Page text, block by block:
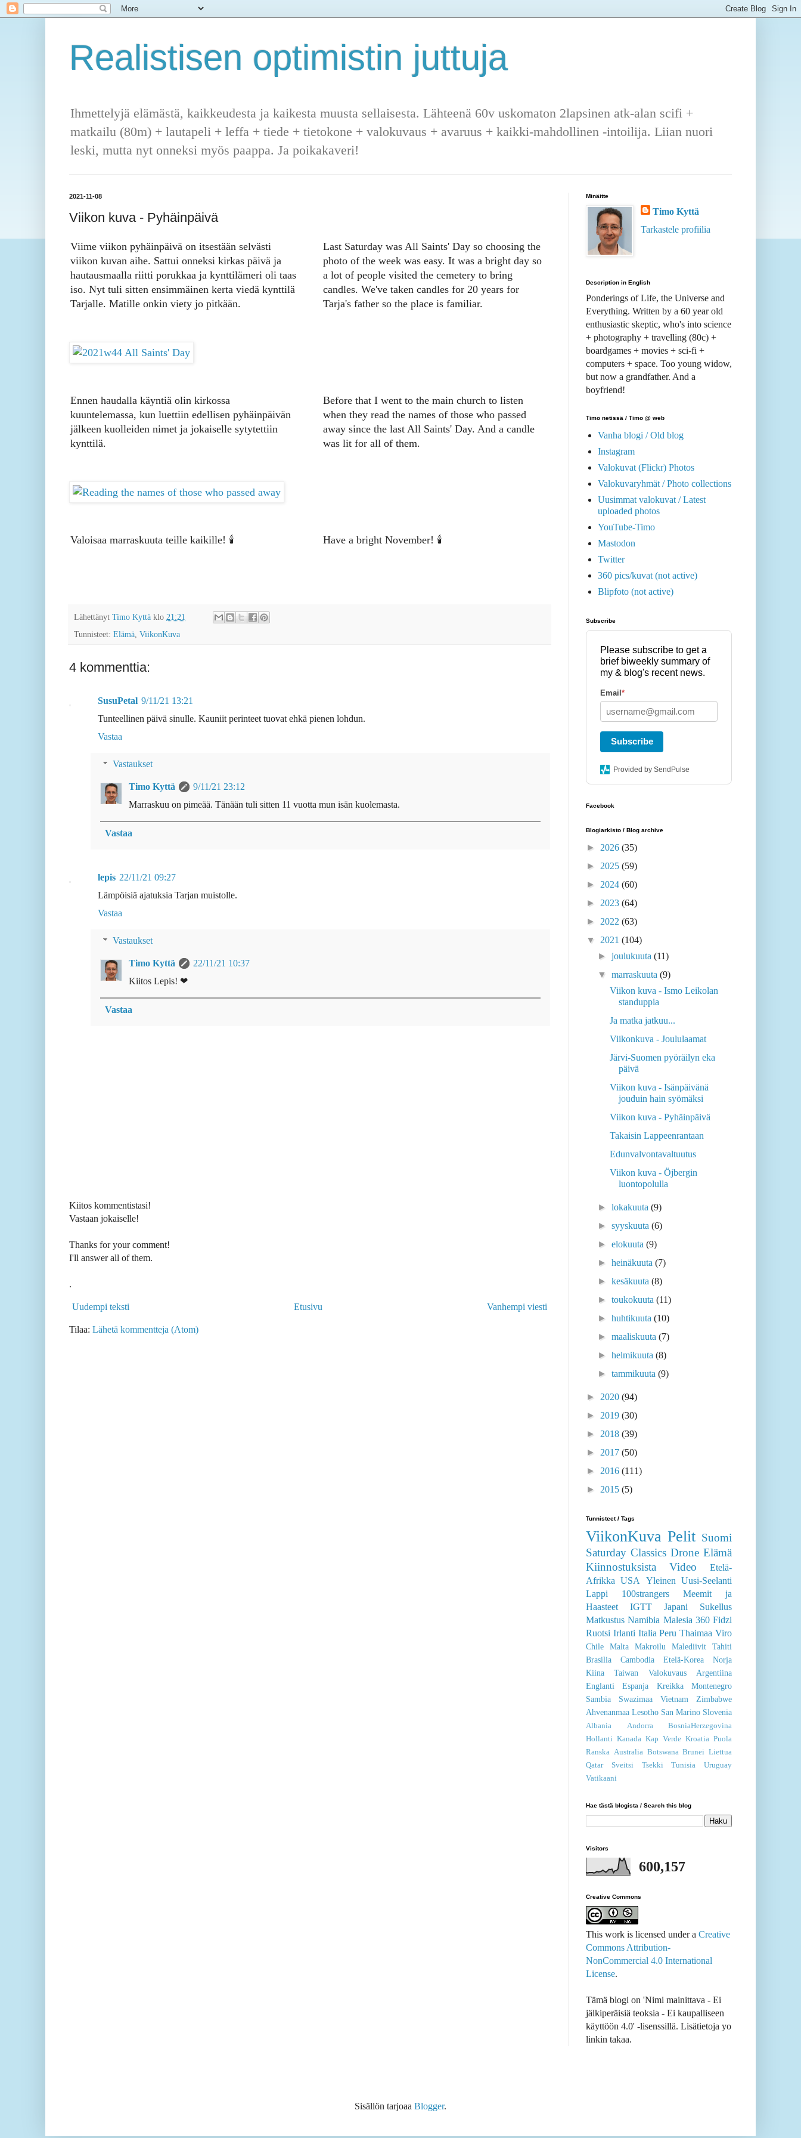
Realistisen optimistin juttuja
Ihmettelyjä elämästä, kaikkeudesta ja kaikesta muusta sellaisesta. Lähteenä 60v uskomaton 2lapsinen atk-alan scifi +
matkailu (80m) + lautapeli + leffa + tiede + tietokone + valokuvaus + avaruus + kaikki-mahdollinen -intoilija. Liian nuori
leski, mutta nyt onneksi myös paappa. Ja poikakaveri!
2021-11-08
Viikon kuva - Pyhäinpäivä
Viime viikon pyhäinpäivä on itsestään selvästi
viikon kuvan aihe. Sattui onneksi kirkas päivä ja
hautausmaalla riitti porukkaa ja kynttilämeri oli taas
iso. Nyt tuli sitten ensimmäinen kerta viedä kynttilä
Tarjalle. Matille onkin viety jo pitkään.
Last Saturday was All Saints' Day so choosing the
photo of the week was easy. It was a bright day so
a lot of people visited the cemetery to bring
candles. We've taken candles for 20 years for
Tarja's father so the place is familiar.
Ennen haudalla käyntiä olin kirkossa
kuuntelemassa, kun luettiin edellisen pyhäinpäivän
jälkeen kuolleiden nimet ja jokaiselle sytytettiin
kynttilä.
Before that I went to the main church to listen
when they read the names of those who passed
away since the last All Saints' Day. And a candle
was lit for all of them.
Valoisaa marraskuuta teille kaikille! 🕯 Have a bright November! 🕯
Lähettänyt Timo Kyttä klo 21:21
Tunnisteet: Elämä, ViikonKuva
4 kommenttia:
SusuPetal 9/11/21 13:21
Tunteellinen päivä sinulle. Kauniit perinteet tuovat ehkä pienen lohdun.
Vastaa
Vastaukset
Timo Kyttä
9/11/21 23:12
Marraskuu on pimeää. Tänään tuli sitten 11 vuotta mun isän kuolemasta.
Vastaa
lepis 22/11/21 09:27
Lämpöisiä ajatuksia Tarjan muistolle.
Vastaa
Vastaukset
Timo Kyttä
22/11/21 10:37
Kiitos Lepis! ❤
Vastaa
Kiitos kommentistasi!
Vastaan jokaiselle!
Thanks for your comment!
I'll answer all of them.
.
Uudempi teksti Vanhempi viesti
Etusivu
Tilaa: Lähetä kommentteja (Atom)
Minäitte
Timo Kyttä
Tarkastele profiilia
Description in English
Ponderings of Life, the Universe and
Everything. Written by a 60 year old
enthusiastic skeptic, who's into science
+ photography + travelling (80c) +
boardgames + movies + sci-fi +
computers + space. Too young widow,
but now a grandfather. And a
boyfriend!
Timo netissä / Timo @ web
Vanha blogi / Old blog
Instagram
Valokuvat (Flickr) Photos
Valokuvaryhmät / Photo collections
Uusimmat valokuvat / Latest
uploaded photos
YouTube-Timo
Mastodon
Twitter
360 pics/kuvat (not active)
Blipfoto (not active)
Subscribe
Please subscribe to get a
brief biweekly summary of
my & blog's recent news.
Email *
Subscribe
Provided by SendPulse
Facebook
Blogiarkisto / Blog archive
► 2026 (35)
► 2025 (59)
► 2024 (60)
► 2023 (64)
► 2022 (63)
▼ 2021 (104)
►joulukuuta(11)
▼marraskuuta(9)
Viikon kuva - Ismo Leikolan
standuppia
Ja matka jatkuu...
Viikonkuva - Joululaamat
Järvi-Suomen pyöräilyn eka
päivä
Viikon kuva - Isänpäivänä
jouduin hain syömäksi
Viikon kuva - Pyhäinpäivä
Takaisin Lappeenrantaan
Edunvalvontavaltuutus
Viikon kuva - Öjbergin
luontopolulla
►lokakuuta(9)
►syyskuuta(6)
►elokuuta(9)
►heinäkuuta(7)
►kesäkuuta(8)
►toukokuuta(11)
►huhtikuuta(10)
►maaliskuuta(7)
►helmikuuta(8)
►tammikuuta(9)
► 2020 (94)
► 2019 (30)
► 2018 (39)
► 2017 (50)
► 2016 (111)
► 2015 (5)
Tunnisteet / Tags
ViikonKuva Pelit Suomi
Saturday Classics Drone Elämä
Kiinnostuksista
Video
Etelä-
Afrikka
USA Yleinen Uusi-Seelanti
Lappi
100strangers
Meemit ja
Haasteet
IGTT Japani
Sukellus
Matkustus Namibia Malesia 360 Fidzi
Ruotsi Irlanti Italia Peru Thaimaa Viro
Chile Malta Makroilu Malediivit
Tahiti
Brasilia
Cambodia Etelä-Korea
Norja
Kiina
Taiwan Valokuvaus
Argentiina
Englanti
Espanja Kreikka
Montenegro
Sambia
Swazimaa Vietnam
Zimbabwe
Ahvenanmaa Lesotho San Marino Slovenia
Albania Andorra
BosniaHerzegovina
Hollanti Kanada Kap Verde Kroatia Puola
Ranska Australia Botswana Brunei Liettua
Qatar
Sveitsi Tsekki Tunisia
Uruguay
Vatikaani
Hae tästä blogista / Search this blog
Visitors
600,157
Creative Commons
This work is licensed under a Creative
Commons Attribution-
NonCommercial 4.0 International
License.
Tämä blogi on 'Nimi mainittava - Ei
jälkiperäisiä teoksia - Ei kaupalliseen
käyttöön 4.0' -lisenssillä. Lisätietoja yo
linkin takaa.
Sisällön tarjoaa Blogger.